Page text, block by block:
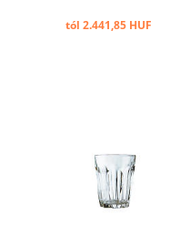
tól 2.441,85 HUF